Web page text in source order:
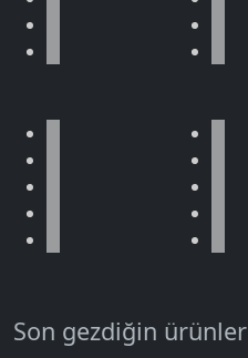
Son gezdiğin ürünler